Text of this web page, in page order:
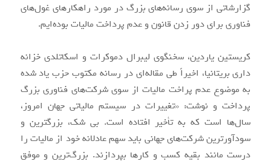
گزارشاتی از سوی رسانه‌های بزرگ در مورد راهکارهای غول‌های
فناوری برای دور زدن قانون و عدم پرداخت مالیات بوده‌ایم.
کریستین یاردین، سخنگوی لیبرال دموکرات و اسکاتلدی خزانه
داری بریتانیا، اخیراً طی مقاله‌ای در رسانه مکتوب حزب یاد شده
به موضوع عدم پراخت مالیات از سوی شرکت‌های فناوری بزرگ
پرداخت و نوشت: «تغییرات در سیستم مالیاتی جهان امروز،
سال‌ها است که به تأخیر افتاده است. بی شک، بزرگترین و
سودآورترین شرکت‌های جهانی باید سهم عادلانه خود از مالیات را
درست مانند بقیه کسب و کارها بپردازند. بزرگ‌ترین و موفق